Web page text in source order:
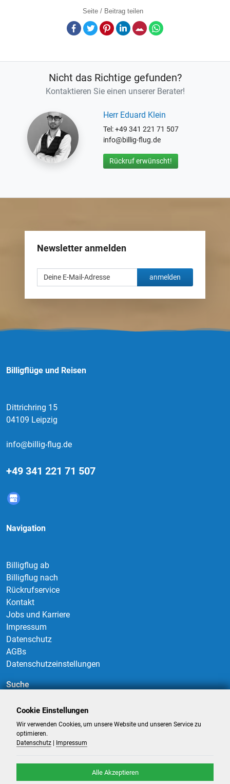
Seite / Beitrag teilen
Facebook
TwitterPinterestLinkedInE-Mail
Nicht das Richtige gefunden?
Kontaktieren Sie einen unserer Berater!
Herr Eduard Klein
Tel: +49 341 221 71 507
info@billig-flug.de
Rückruf erwünscht!
Newsletter anmelden
anmelden
Billigflüge und Reisen
Dittrichring 15
04109 Leipzig
info@billig-flug.de
+49 341 221 71 507
Navigation
Billigflug ab
Billigflug nach
Rückrufservice
Kontakt
Jobs und Karriere
Impressum
Datenschutz
AGBs
Datenschutzeinstellungen
Suche
Suchen
Cookie Einstellungen
Wir verwenden Cookies, um unsere Website und unseren Service zu
optimieren.
Datenschutz
Impressum
Alle Akzeptieren